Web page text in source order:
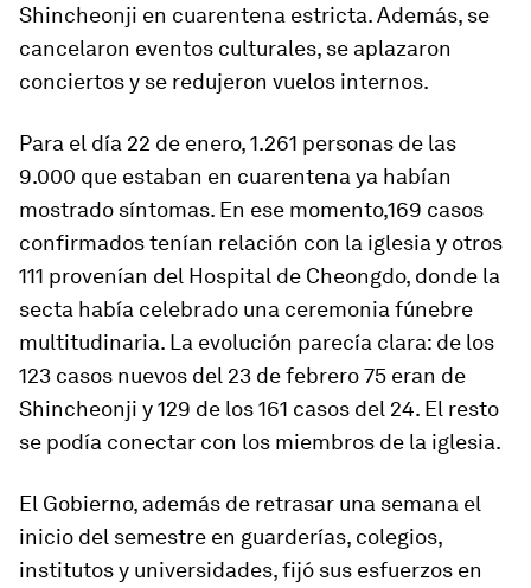
Shincheonji en cuarentena estricta. Además, se
cancelaron eventos culturales, se aplazaron
conciertos y se redujeron vuelos internos.
Para el día 22 de enero, 1.261 personas de las
9.000 que estaban en cuarentena ya habían
mostrado síntomas. En ese momento,169 casos
confirmados tenían relación con la iglesia y otros
111 provenían del Hospital de Cheongdo, donde la
secta había celebrado una ceremonia fúnebre
multitudinaria. La evolución parecía clara: de los
123 casos nuevos del 23 de febrero 75 eran de
Shincheonji y 129 de los 161 casos del 24. El resto
se podía conectar con los miembros de la iglesia.
El Gobierno, además de retrasar una semana el
inicio del semestre en guarderías, colegios,
institutos y universidades, fijó sus esfuerzos en